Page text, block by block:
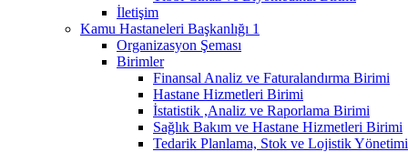
İletişim
Kamu Hastaneleri Başkanlığı 1
Organizasyon Şeması
Birimler
Finansal Analiz ve Faturalandırma Birimi
Hastane Hizmetleri Birimi
İstatistik ,Analiz ve Raporlama Birimi
Sağlık Bakım ve Hastane Hizmetleri Birimi
Tedarik Planlama, Stok ve Lojistik